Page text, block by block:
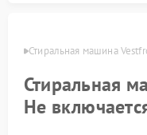
Стиральная машина
Стиральная
Не